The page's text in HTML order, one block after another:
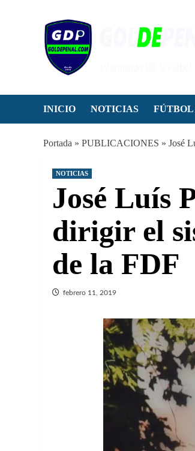
INICIO NOTICIAS
Portada » PUBLICACIONES » José
NOTICIAS
José Luís
dirigir el
de la FDF
febrero 11, 2019